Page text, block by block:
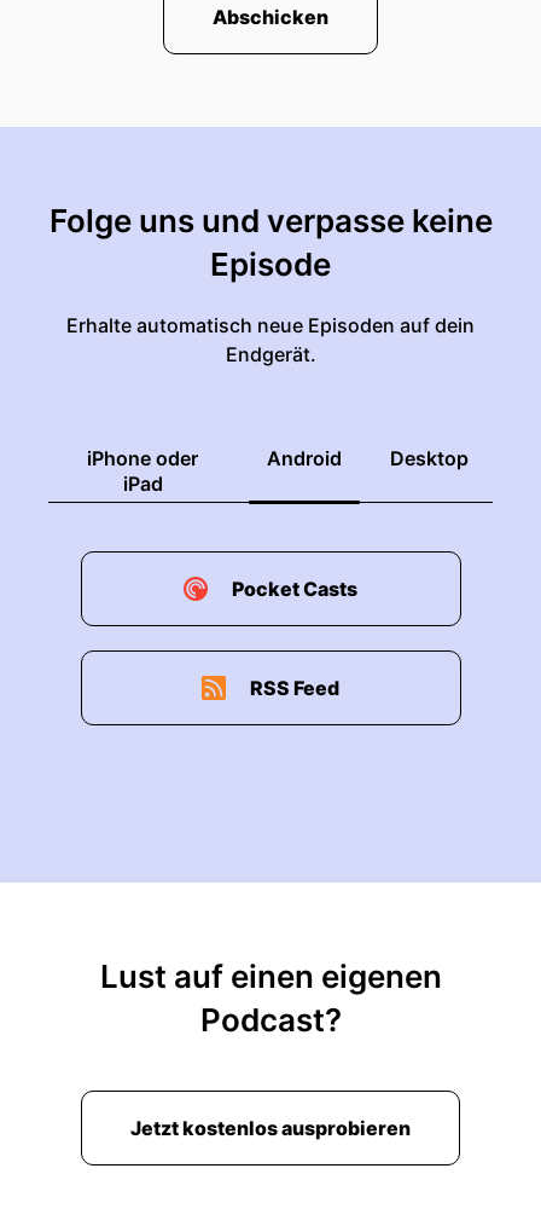
Abschicken
Folge uns und verpasse keine
Episode
Erhalte automatisch neue Episoden auf dein
Endgerät.
iPhone oder
iPad
Android Desktop
Pocket Casts
RSS Feed
Lust auf einen eigenen
Podcast?
Jetzt kostenlos ausprobieren